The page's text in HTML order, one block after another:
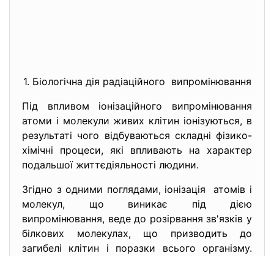
1. Біологічна дія радіаційного випромінювання
Під впливом іонізаційного випромінювання
атоми і молекули живих клітин іонізуються, в
результаті чого відбуваються складні фізико-
хімічні процеси, які впливають на характер
подальшої життєдіяльності людини.
Згідно з одними поглядами, іонізація атомів і
молекул, що виникає під дією
випромінювання, веде до розірвання зв'язків у
білкових молекулах, що призводить до
загибелі клітин і поразки всього організму.